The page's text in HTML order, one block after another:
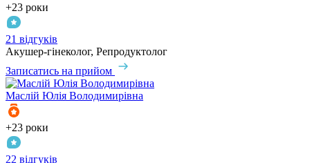
+23 роки
21 відгуків
Акушер-гінеколог, Репродуктолог
Записатись на прийом
Маслій Юлія Володимирівна
+23 роки
22 відгуків